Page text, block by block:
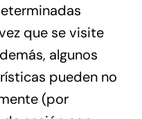
que se visite
algunos
pueden no
(por